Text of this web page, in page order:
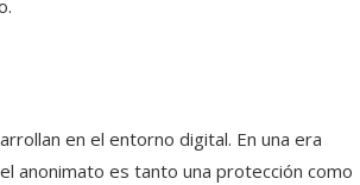
en el entorno digital. En una era
anonimato es tanto una protección como